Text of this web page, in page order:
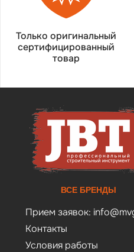
Только оригинальный
сертифицированный
товар
ВСЕ БРЕНДЫ
Прием заявок:
Контакты
Условия работы